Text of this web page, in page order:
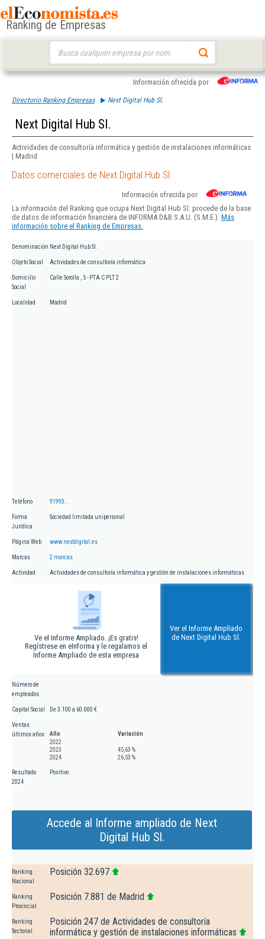
Ranking de Empresas
Información ofrecida por
Directorio Ranking Empresas Next Digital Hub Sl.
Next Digital Hub Sl.
Actividades de consultoría informática y gestión de instalaciones informáticas
| Madrid
Datos comerciales de Next Digital Hub Sl.
Información ofrecida por
La información del Ranking que ocupa Next Digital Hub Sl. procede de la base
de datos de información financiera de INFORMA D&B S.A.U. (S.M.E.). Más
información sobre el Ranking de Empresas.
Denominación Next Digital Hub Sl.
Objeto Social Actividades de consultoría informática
Domicilio
Social
Calle Sorolla , 5 - PTA C PLT 2
Localidad Madrid
Teléfono 91993...
Forma
Jurídica
Sociedad limitada unipersonal
Página Web www.nextdigital.es
Marcas 2 marcas
Actividad Actividades de consultoría informática y gestión de instalaciones informáticas
Ve el Informe Ampliado. ¡Es gratis!
Regístrese en eInforma y le regalamos el
Informe Ampliado de esta empresa
Ver el Informe Ampliado
de Next Digital Hub Sl.
Número de
empleados
Capital Social De 3.100 a 60.000 €
Ventas
últimos años
Año
Variación
2022
2023
45,63 %
2024
26,53 %
Resultado
2024
Positivo
Accede al Informe ampliado de Next
Digital Hub Sl.
Ranking
Nacional
Posición 32.697
Ranking
Provincial
Posición 7.881 de Madrid
Ranking
Sectorial
Posición 247 de Actividades de consultoría
informática y gestión de instalaciones informáticas